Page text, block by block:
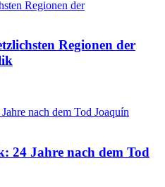
Regionen der
24 Jahre nach dem Tod